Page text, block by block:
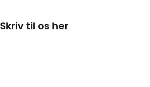
Skriv til os her